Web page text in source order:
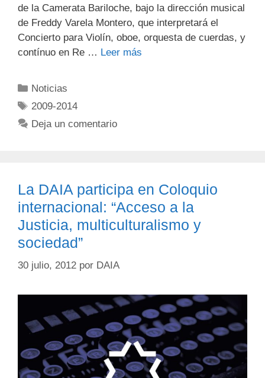
de la Camerata Bariloche, bajo la dirección musical
de Freddy Varela Montero, que interpretará el
Concierto para Violín, oboe, orquesta de cuerdas, y
contínuo en Re … Leer más
Noticias
2009-2014
Deja un comentario
La DAIA participa en Coloquio
internacional: “Acceso a la
Justicia, multiculturalismo y
sociedad”
30 julio, 2012 por DAIA